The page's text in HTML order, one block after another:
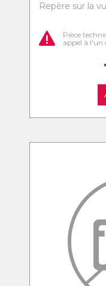
Repère sur la
Pièce
appel à l'un